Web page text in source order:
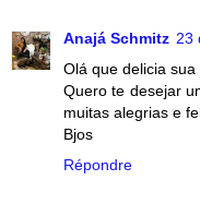
Anajá Schmitz 23
Olá que delicia sua
Quero te desejar
muitas alegrias e
Bjos
Répondre